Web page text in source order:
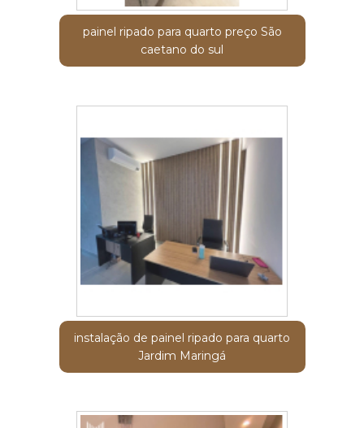
painel ripado para quarto preço São
caetano do sul
instalação de painel ripado para quarto
Jardim Maringá